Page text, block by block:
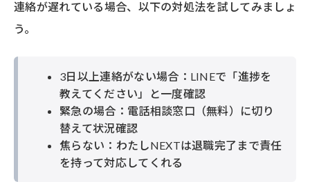
連絡が遅れている場合、以下の対処法を試してみましょ
う。
3日以上連絡がない場合：LINEで「進捗を
教えてください」と一度確認
緊急の場合：電話相談窓口（無料）に切り
替えて状況確認
焦らない：わたしNEXTは退職完了まで責任
を持って対応してくれる